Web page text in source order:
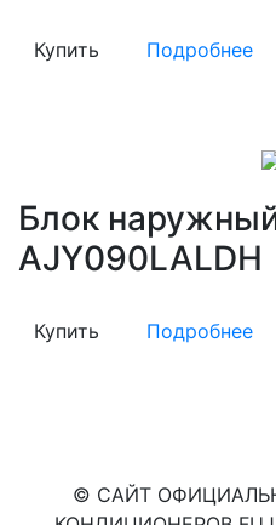
Купить Подробнее
Блок
AJY090LALDH
Купить Подробнее
© САЙТ